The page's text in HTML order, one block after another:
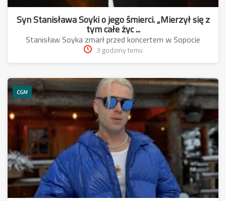
Syn Stanisława Soyki o jego śmierci. „Mierzył się z
tym całe życ ...
Stanisław Soyka zmarł przed koncertem w Sopocie
3 godziny temu
CGM